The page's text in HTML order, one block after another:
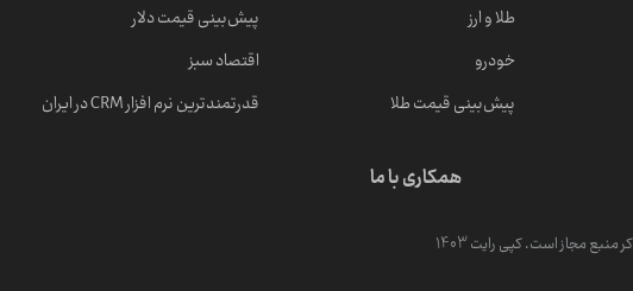
طلا و ارز
خودرو
پیش‌بینی قیمت طلا
پیش‌بینی قیمت دلار
اقتصاد سبز
قدرتمندترین نرم‌ افزار CRM در ایران
همکاری با ما
مجاز است. کپی رایت 1403